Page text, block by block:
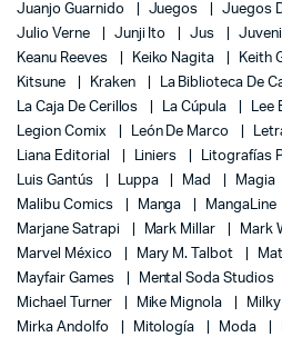
Juanjo Guarnido
Juegos Juegos
Julio Verne
Junji Ito Jus Juvenil
Keanu Reeves
Keiko Nagita Keith
Kitsune
Kraken
La Biblioteca De
La Caja De Cerillos
La Cúpula Lee
Legion Comix
León De Marco
Liana Editorial
Liniers
Litografías
Luis Gantús
Luppa Mad Magia
Malibu Comics
Manga MangaLine
Marjane Satrapi
Mark Millar Mark
Marvel México
Mary M. Talbot
Mayfair Games
Mental Soda Studios
Michael Turner
Mike Mignola
Mirka Andolfo
Mitología Moda